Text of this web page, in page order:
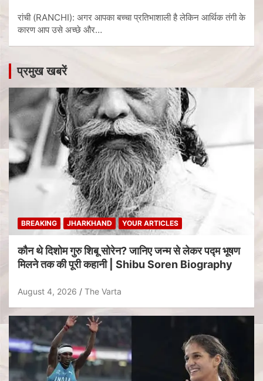
रांची (RANCHI): अगर आपका बच्चा प्रतिभाशाली है लेकिन आर्थिक तंगी के
कारण आप उसे अच्छे और…
प्रमुख खबरें
BREAKING JHARKHAND YOUR ARTICLES
कौन थे दिशोम गुरु शिबू सोरेन? जानिए जन्म से लेकर पद्म भूषण
मिलने तक की पूरी कहानी | Shibu Soren Biography
August 4, 2026 The Varta